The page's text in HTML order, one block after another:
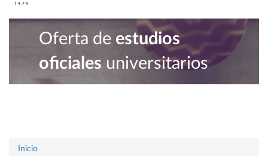
Oferta de estudios
oficiales universitarios
Inicio